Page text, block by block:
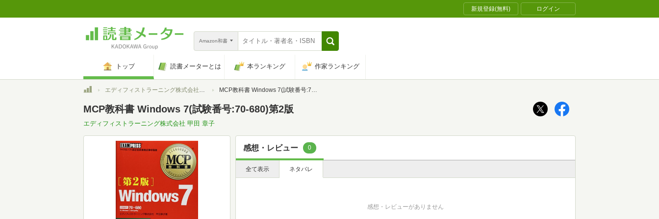
新規登録(無料) ログイン
Amazon和書
トップ 読書メーターとは 本ランキング 作家ランキング
トップエディフィストラーニング株式会社 甲田 章子 MCP教科書 Windows 7(試験番号:70-680)第2版
MCP教科書 Windows 7(試験番号:70-680)第2版
エディフィストラーニング株式会社 甲田 章子
感想・レビュー 0
全て表示 ネタバレ
感想・レビューがありません